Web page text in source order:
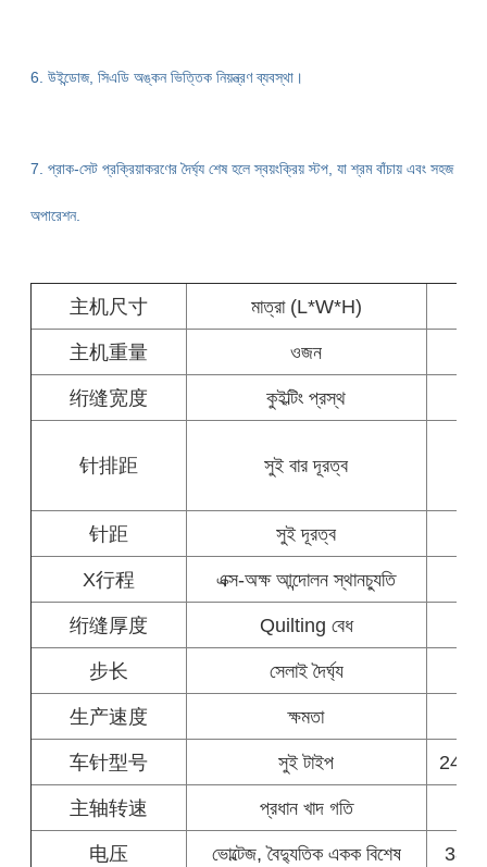
6. উইন্ডোজ, সিএডি অঙ্কন ভিত্তিক নিয়ন্ত্রণ ব্যবস্থা।
7. প্রাক-সেট প্রক্রিয়াকরণের দৈর্ঘ্য শেষ হলে স্বয়ংক্রিয় স্টপ, যা শ্রম বাঁচায় এবং সহজ
অপারেশন.
主机尺寸 মাত্রা (L*W*H)
主机重量
ওজন
绗缝宽度
কুইল্টিং প্রস্থ
针排距 সুই বার দূরত্ব
针距
সুই দূরত্ব
X行程
এক্স-অক্ষ আন্দোলন স্থানচ্যুতি
绗缝厚度
Quilting বেধ
步长
সেলাই দৈর্ঘ্য
生产速度
ক্ষমতা
车针型号
সুই টাইপ
24/
主轴转速
প্রধান খাদ গতি
电压
ভোল্টেজ, বৈদ্যুতিক একক বিশেষ